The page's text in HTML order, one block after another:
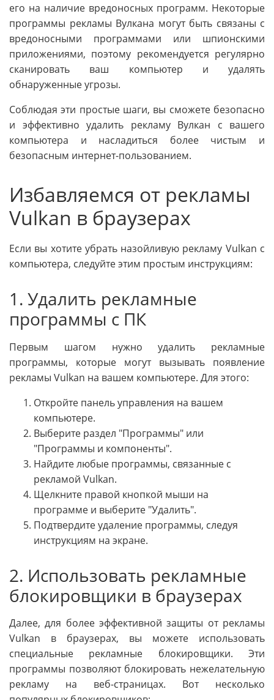
его на наличие вредоносных программ. Некоторые
программы рекламы Вулкана могут быть связаны с
вредоносными программами или шпионскими
приложениями, поэтому рекомендуется регулярно
сканировать ваш компьютер и удалять
обнаруженные угрозы.
Соблюдая эти простые шаги, вы сможете безопасно
и эффективно удалить рекламу Вулкан с вашего
компьютера и насладиться более чистым и
безопасным интернет-пользованием.
Избавляемся от рекламы
Vulkan в браузерах
Если вы хотите убрать назойливую рекламу Vulkan с
компьютера, следуйте этим простым инструкциям:
1. Удалить рекламные
программы с ПК
Первым шагом нужно удалить рекламные
программы, которые могут вызывать появление
рекламы Vulkan на вашем компьютере. Для этого:
Откройте панель управления на вашем
компьютере.
Выберите раздел "Программы" или
"Программы и компоненты".
Найдите любые программы, связанные с
рекламой Vulkan.
Щелкните правой кнопкой мыши на
программе и выберите "Удалить".
Подтвердите удаление программы, следуя
инструкциям на экране.
2. Использовать рекламные
блокировщики в браузерах
Далее, для более эффективной защиты от рекламы
Vulkan в браузерах, вы можете использовать
специальные рекламные блокировщики. Эти
программы позволяют блокировать нежелательную
рекламу на веб-страницах. Вот несколько